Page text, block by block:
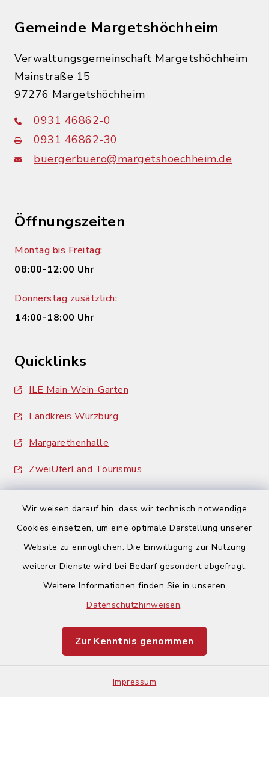
Wir weisen darauf hin, dass wir technisch notwendige
Cookies einsetzen, um eine optimale Darstellung unserer
Website zu ermöglichen. Die Einwilligung zur Nutzung
weiterer Dienste wird bei Bedarf gesondert abgefragt.
Weitere Informationen finden Sie in unseren
Datenschutzhinweisen.
Zur Kenntnis genommen
Impressum
Gemeinde Margetshöchheim
Verwaltungsgemeinschaft Margetshöchheim
Mainstraße 15
97276 Margetshöchheim
0931 46862-0
0931 46862-30
buergerbuero@margetshoechheim.de
Öffnungszeiten
Montag bis Freitag:
08:00-12:00 Uhr
Donnerstag zusätzlich:
14:00-18:00 Uhr
Quicklinks
ILE Main-Wein-Garten
Landkreis Würzburg
Margarethenhalle
ZweiUferLand Tourismus
Barrierefreiheit
Impressum
Sitemap